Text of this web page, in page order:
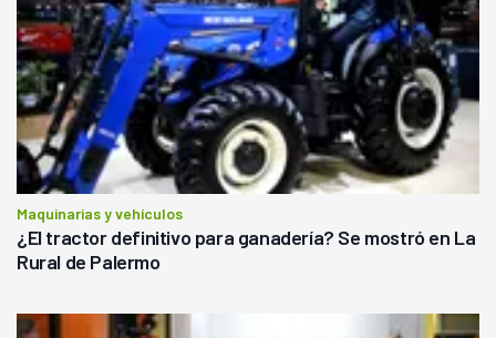
Maquinarias y vehículos
¿El tractor definitivo para ganadería? Se mostró en La
Rural de Palermo